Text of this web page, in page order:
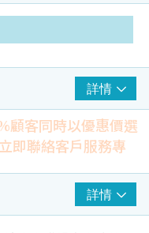
詳情
顧客同時以優惠價選
即聯絡客戶服務專
分型(43種)
出已感染之病毒，相比柏
現感染HPV，對預防子宮
詳情